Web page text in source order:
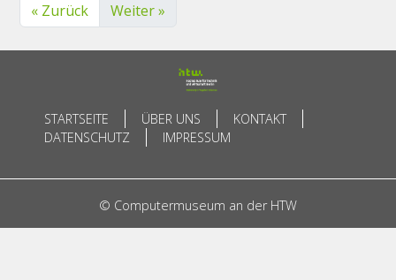
« Zurück Weiter »
STARTSEITE ÜBER UNS
KONTAKT
DATENSCHUTZ
IMPRESSUM
© Computermuseum an der HTW